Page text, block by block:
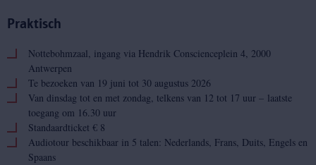
Praktisch
Nottebohmzaal, ingang via Hendrik Conscienceplein 4, 2000
Antwerpen
Te bezoeken van 19 juni tot 30 augustus 2026
Van dinsdag tot en met zondag, telkens van 12 tot 17 uur – laatste
toegang om 16.30 uur
Standaardticket € 8
Audiotour beschikbaar in 5 talen: Nederlands, Frans, Duits, Engels en
Spaans